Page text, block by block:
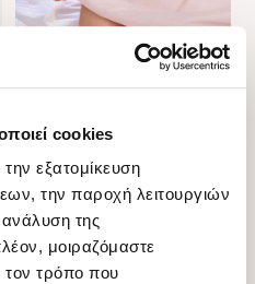
cookies
εξατομίκευση
την παροχή λειτουργιών
της
μοιραζόμαστε
τρόπο που
View
Mayoral
Βρεφικά παπουτσάκια για
κορίτσια μπαρέτες με
φιόγκο Mayoral ροζ
Διαθέσιμα μεγέθη
18Ν